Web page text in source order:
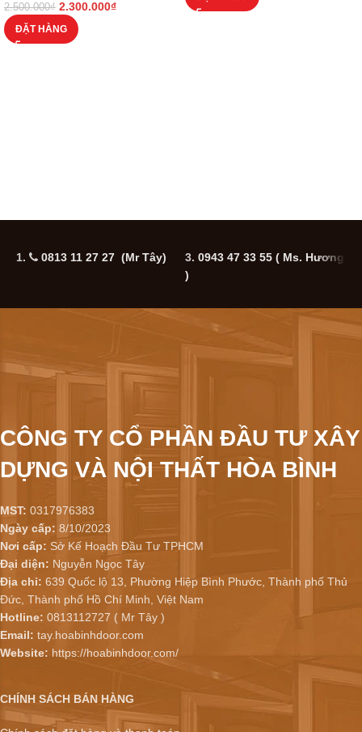
2.500.000₫ 2.300.000₫
ĐẶT HÀNG
1. 0813 11 27 27 (Mr Tây) 3. 0943 47 33 55 ( Ms. Hương
)
CÔNG TY CỔ PHẦN ĐẦU TƯ XÂY
DỰNG VÀ NỘI THẤT HÒA BÌNH
MST: 0317976383
Ngày cấp: 8/10/2023
Nơi cấp: Sở Kế Hoạch Đầu Tư TPHCM
Đại diện: Nguyễn Ngọc Tây
Địa chỉ: 639 Quốc lộ 13, Phường Hiệp Bình Phước, Thành phố Thủ
Đức, Thành phố Hồ Chí Minh, Việt Nam
Hotline: 0813112727 ( Mr Tây )
Email: tay.hoabinhdoor.com
Website: https://hoabinhdoor.com/
CHÍNH SÁCH BÁN HÀNG